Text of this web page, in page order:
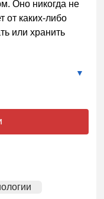
Оно никогда не
от каких-либо
или хранить